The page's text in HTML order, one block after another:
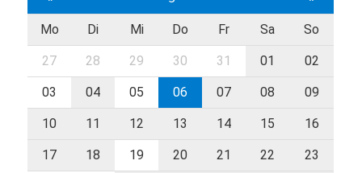
Mo Di Mi Do Fr Sa So
27 28 29 30 31 01 02
03 04 05 06 07 08 09
10 11 12 13 14 15 16
17 18 19 20 21 22 23